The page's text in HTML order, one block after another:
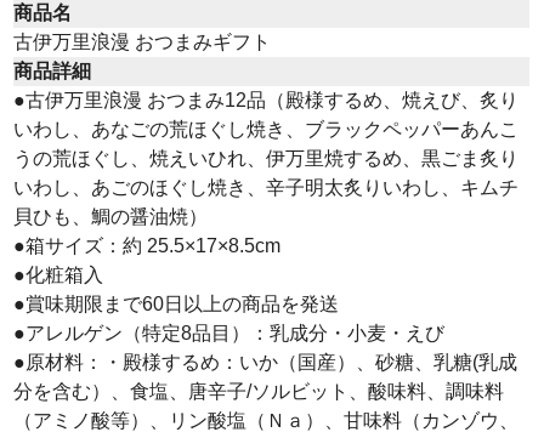
商品名
古伊万里浪漫 おつまみギフト
商品詳細
●古伊万里浪漫 おつまみ12品（殿様するめ、焼えび、炙り
いわし、あなごの荒ほぐし焼き、ブラックペッパーあんこ
うの荒ほぐし、焼えいひれ、伊万里焼するめ、黒ごま炙り
いわし、あごのほぐし焼き、辛子明太炙りいわし、キムチ
貝ひも、鯛の醤油焼）
●箱サイズ：約 25.5×17×8.5cm
●化粧箱入
●賞味期限まで60日以上の商品を発送
●アレルゲン（特定8品目）：乳成分・小麦・えび
●原材料：・殿様するめ：いか（国産）、砂糖、乳糖(乳成
分を含む）、食塩、唐辛子/ソルビット、酸味料、調味料
（アミノ酸等）、リン酸塩（Ｎａ）、甘味料（カンゾウ、